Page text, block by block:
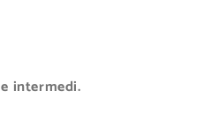
intermedi.